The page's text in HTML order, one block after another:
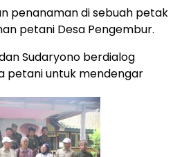
penanaman di sebuah petak
petani Desa Pengembur.
Sudaryono berdialog
petani untuk mendengar